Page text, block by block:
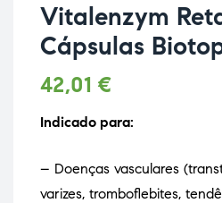
Vitalenzym
Cápsulas
42,01 €
Indicado para:
– Doenças vasculares
varizes, tromboflebites,